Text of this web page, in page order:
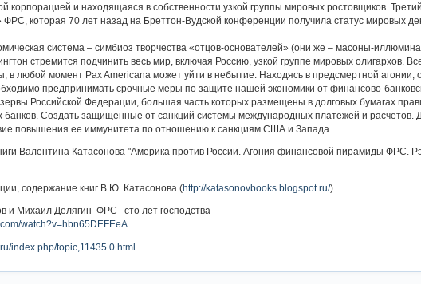
корпорацией и находящаяся в собственности узкой группы мировых ростовщиков.
ФРС, которая 70 лет назад на Бреттон-Вудской конференции получила статус мировых
система – симбиоз творчества «отцов-основателей» (они же – масоны-
стремится подчинить весь мир, включая Россию, узкой группе мировых олигархов.
в любой момент Pax Americana может уйти в небытие. Находясь в предсмертной агонии,
предпринимать срочные меры по защите нашей экономики от финансово-
Российской Федерации, большая часть которых размещены в долговых бумагах
банков. Создать защищенные от санкций системы международных платежей и расчетов.
повышения ее иммунитета по отношению к санкциям США и Запада.
Валентина Катасонова "Америка против России. Агония финансовой пирамиды ФРС.
содержание книг В.Ю. Катасонова (http://katasonovbooks.blogspot.ru/)
и Михаил Делягин ФРС сто лет господства
watch?v=hbn65DEFEeA
index.php/topic,11435.0.html